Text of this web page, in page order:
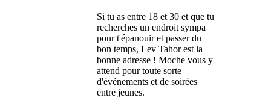
Si tu as entre 18 et 30 et que tu
recherches un endroit sympa
pour t'épanouir et passer du
bon temps, Lev Tahor est la
bonne adresse ! Moche vous y
attend pour toute sorte
d'événements et de soirées
entre jeunes.